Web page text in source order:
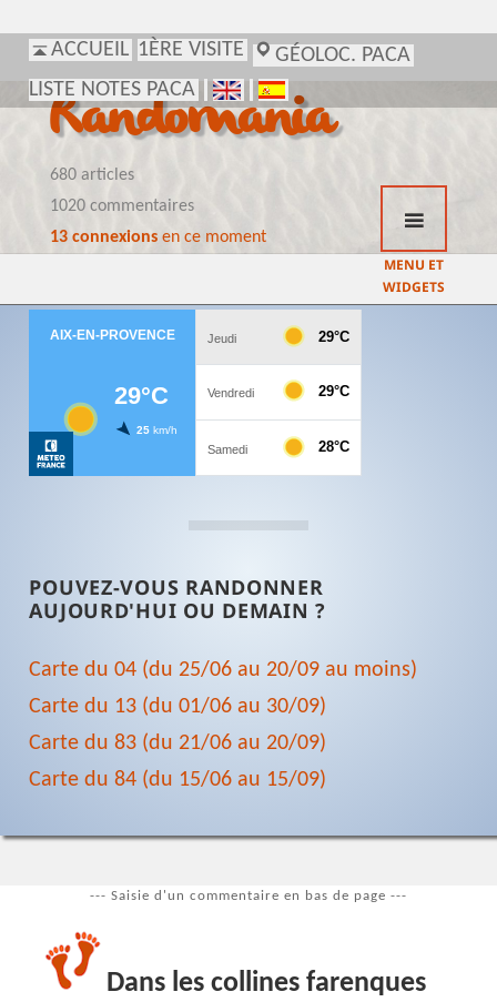
ACCUEIL 1ÈRE VISITE
GÉOLOC. PACA
LISTE NOTES PACA
Randomania
680 articles
1020 commentaires
13 connexionsen ce moment
MENU ET
WIDGETS
POUVEZ-VOUS RANDONNER
AUJOURD'HUI OU DEMAIN ?
Carte du 04 (du 25/06 au 20/09 au moins)
Carte du 13 (du 01/06 au 30/09)
Carte du 83 (du 21/06 au 20/09)
Carte du 84 (du 15/06 au 15/09)
--- Saisie d'un commentaire en bas de page ---
Dans les collines farenques